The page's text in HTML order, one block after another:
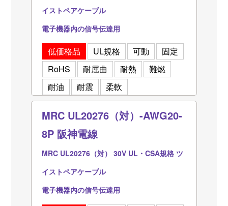
イストペアケーブル
電子機器内の信号伝達用
低価格品 UL規格 可動
固定
RoHS
耐屈曲 耐熱
難燃
耐油
耐震 柔軟
MRC UL20276（対）-AWG20-
8P 阪神電線
MRC UL20276（対） 30V UL・CSA規格 ツ
イストペアケーブル
電子機器内の信号伝達用